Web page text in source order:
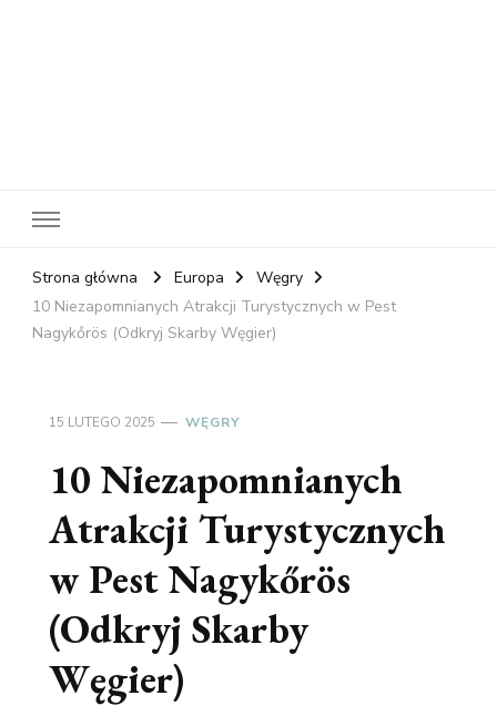
Strona główna Europa
Węgry
10 Niezapomnianych Atrakcji Turystycznych w Pest
Nagykőrös (Odkryj Skarby Węgier)
15 LUTEGO 2025 WĘGRY
10 Niezapomnianych
Atrakcji Turystycznych
w Pest Nagykőrös
(Odkryj Skarby
Węgier)